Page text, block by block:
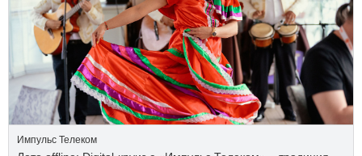
Импульс Телеком